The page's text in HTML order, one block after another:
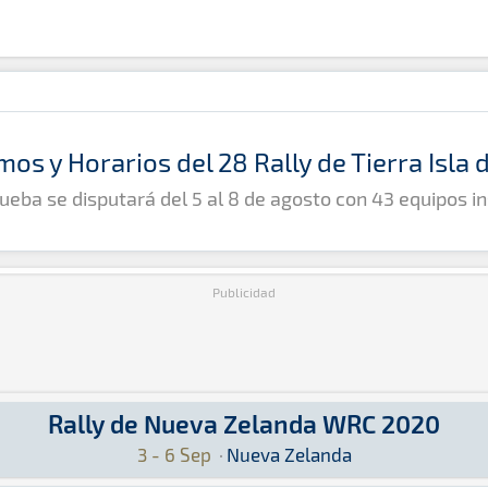
y Horarios del 28 Rally de Tierra Isla
se disputará del 5 al 8 de agosto con 43 equipos
Publicidad
Rally de Nueva Zelanda WRC 2020
3 - 6 Sep · Nueva Zelanda
2020: Aquí podrás encontrar toda la